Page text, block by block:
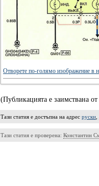
Отворете по-голямо изображение в
(Публикацията е заимствана
Тази статия е достъпна на адрес руски
Тази статия е проверена: Константин